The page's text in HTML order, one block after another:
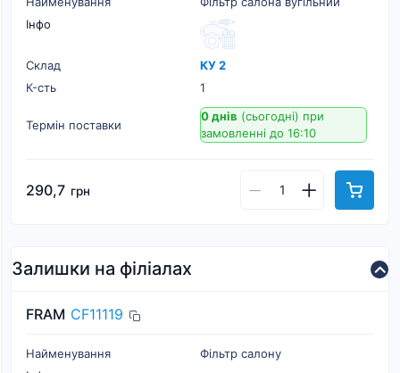
Інфо
Склад
КУ 2
К-cть
1
Термін поставки
0 днів (сьогодні) при
замовленні до 16:10
290,7 грн
Залишки на філіалах
FRAM CF11119
Найменування
Фільтр салону